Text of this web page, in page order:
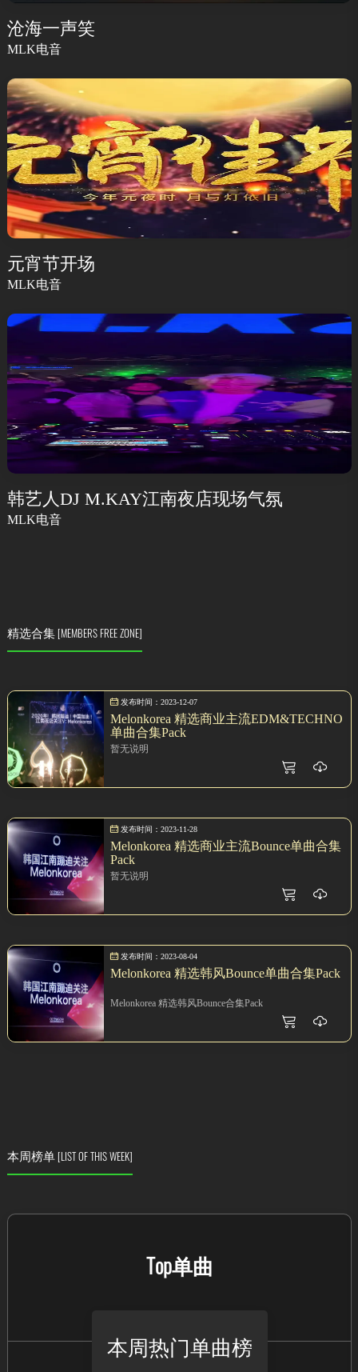
沧海一声笑
MLK电音
元宵节开场
MLK电音
韩艺人DJ M.KAY江南夜店现场气氛
MLK电音
精选合集 [MEMBERS FREE ZONE]
发布时间：2023-12-07
Melonkorea 精选商业主流EDM&TECHNO
单曲合集Pack
暂无说明
发布时间：2023-11-28
Melonkorea 精选商业主流Bounce单曲合集
Pack
暂无说明
发布时间：2023-08-04
Melonkorea 精选韩风Bounce单曲合集Pack
Melonkorea 精选韩风Bounce合集Pack
本周榜单 [LIST OF THIS WEEK]
Top单曲
本周热门单曲榜